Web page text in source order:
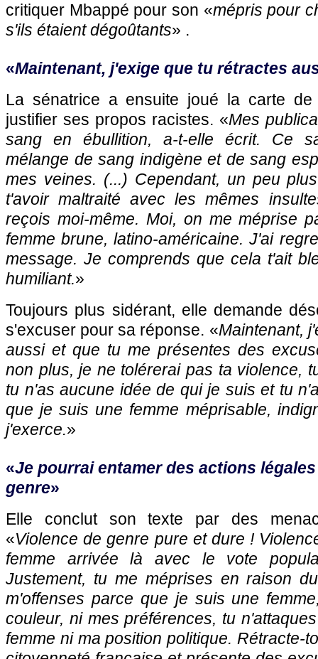
critiquer Mbappé pour son «mépris pour
s'ils étaient dégoûtants» .
«Maintenant, j'exige que tu rétractes
La sénatrice a ensuite joué la carte de
justifier ses propos racistes. «Mes
sang en ébullition, a-t-elle écrit. Ce
mélange de sang indigène et de sang
mes veines. (...) Cependant, un peu
t'avoir maltraité avec les mêmes
reçois moi-même. Moi, on me méprise
femme brune, latino-américaine. J'ai
message. Je comprends que cela t'ait
humiliant.»
Toujours plus sidérant, elle demande
s'excuser pour sa réponse. «Maintenant,
aussi et que tu me présentes des
non plus, je ne tolérerai pas ta violence,
tu n'as aucune idée de qui je suis et tu
que je suis une femme méprisable,
j'exerce.»
«Je pourrai entamer des actions
genre»
Elle conclut son texte par des
«Violence de genre pure et dure !
femme arrivée là avec le vote
Justement, tu me méprises en raison
m'offenses parce que je suis une
couleur, ni mes préférences, tu
femme ni ma position politique. Rétracte-